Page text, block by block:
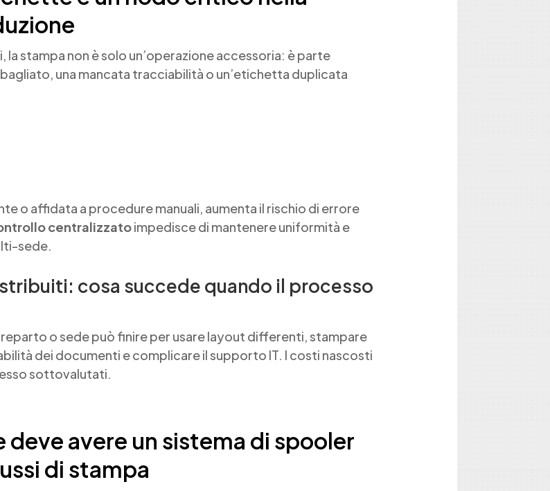
stampa non è solo un’operazione accessoria: è parte
una mancata tracciabilità o un’etichetta duplicata
o affidata a procedure manuali, aumenta il rischio di errore
centralizzatoimpedisce di mantenere uniformità e
sede.
cosa succede quando il processo
o sede può finire per usare layout differenti, stampare
dei documenti e complicare il supporto IT. I costi nascosti
sottovalutati.
avere un sistema di spooler
di stampa